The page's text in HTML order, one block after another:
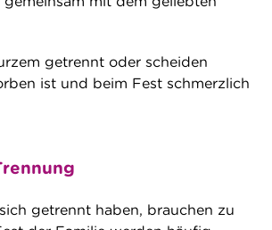
getrennt oder scheiden
ist und beim Fest schmerzlich
getrennt haben, brauchen zu